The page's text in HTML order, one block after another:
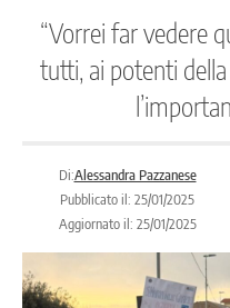
“Vorrei far vedere
tutti, ai potenti
Di:Alessandra Pazzanese
Pubblicato il: 25/01/2025
Aggiornato il: 25/01/2025